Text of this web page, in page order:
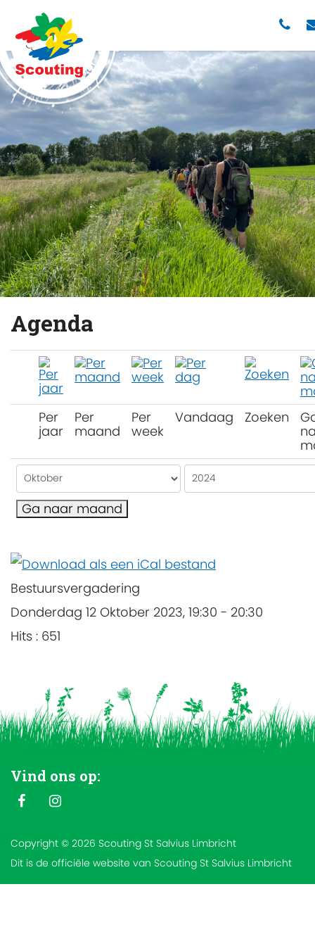
Agenda
Per
jaar
Per
maand
Per
week
Vandaag Zoeken
Ga naar maand
Bestuursvergadering
Donderdag 12 Oktober 2023, 19:30 - 20:30
Hits : 651
Vind ons op:
Copyright © 2026 Scouting St Salvius Limbricht
Dit is de officiële website van Scouting St Salvius Limbricht